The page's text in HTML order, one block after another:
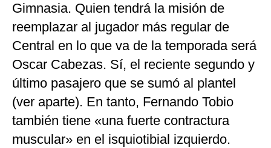
Gimnasia. Quien tendrá la misión de
reemplazar al jugador más regular de
Central en lo que va de la temporada será
Oscar Cabezas. Sí, el reciente segundo y
último pasajero que se sumó al plantel
(ver aparte). En tanto, Fernando Tobio
también tiene «una fuerte contractura
muscular» en el isquiotibial izquierdo.